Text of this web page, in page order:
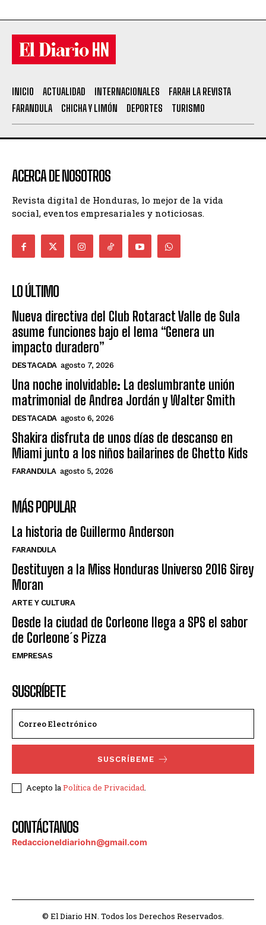
INICIO ACTUALIDAD INTERNACIONALES
FARAH LA REVISTA
FARANDULA
CHICHA Y LIMÓN DEPORTES TURISMO
ACERCA DE NOSOTROS
Revista digital de Honduras, lo mejor de la vida
social, eventos empresariales y noticiosas.
LO ÚLTIMO
Nueva directiva del Club Rotaract Valle de Sula
asume funciones bajo el lema “Genera un
impacto duradero”
DESTACADA agosto 7, 2026
Una noche inolvidable: La deslumbrante unión
matrimonial de Andrea Jordán y Walter Smith
DESTACADA agosto 6, 2026
Shakira disfruta de unos días de descanso en
Miami junto a los niños bailarines de Ghetto Kids
FARANDULA agosto 5, 2026
MÁS POPULAR
La historia de Guillermo Anderson
FARANDULA
Destituyen a la Miss Honduras Universo 2016 Sirey
Moran
ARTE Y CULTURA
Desde la ciudad de Corleone llega a SPS el sabor
de Corleone´s Pizza
EMPRESAS
SUSCRÍBETE
SUSCRÍBEME
Acepto laPolítica de Privacidad.
CONTÁCTANOS
Redaccioneldiariohn@gmail.com
© El Diario HN. Todos los Derechos Reservados.